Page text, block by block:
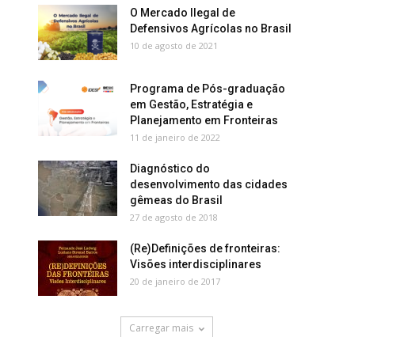
O Mercado Ilegal de
Defensivos Agrícolas no Brasil
10 de agosto de 2021
Programa de Pós-graduação
em Gestão, Estratégia e
Planejamento em Fronteiras
11 de janeiro de 2022
Diagnóstico do
desenvolvimento das cidades
gêmeas do Brasil
27 de agosto de 2018
(Re)Definições de fronteiras:
Visões interdisciplinares
20 de janeiro de 2017
Carregar mais